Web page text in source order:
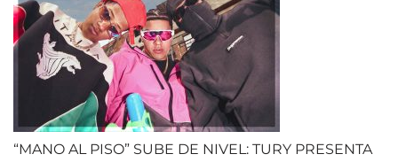
“MANO AL PISO” SUBE DE NIVEL: TURY PRESENTA